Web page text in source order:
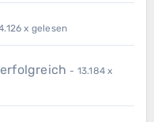
x gelesen
- 13.184 x